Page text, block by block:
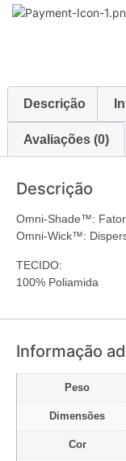
Descrição
Avaliações (0)
Descrição
Omni-Shade™:
Omni-Wick™:
TECIDO:
100% Poliamida
Informação
Peso
Dimensões
Cor